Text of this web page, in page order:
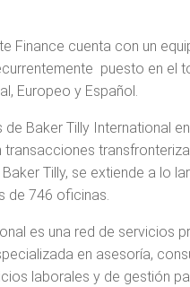
Finance cuenta con un
puesto en el
Europeo y Español.
de Baker Tilly International
transacciones
Baker Tilly, se extiende a lo
de 746 oficinas.​
es una red de servicios
en asesoría,
laborales y de gestión